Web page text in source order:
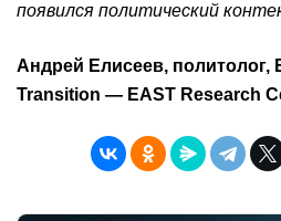
появился политический
Андрей Елисеев, политолог,
Transition — EAST Research